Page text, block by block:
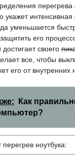
перегрева
укажет
уменьшается
его
своего
все, чтобы
его от
Как
ноутбука: